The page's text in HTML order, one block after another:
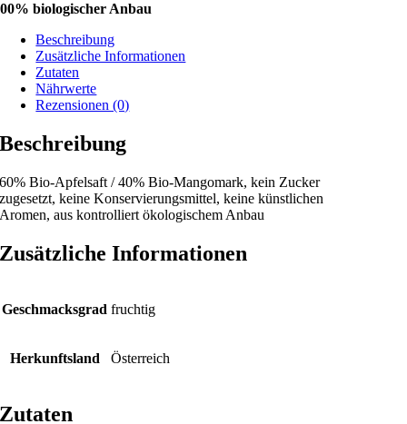
biologischer Anbau
Beschreibung
Zusätzliche Informationen
Zutaten
Nährwerte
Rezensionen (0)
Beschreibung
60% Bio-Apfelsaft / 40% Bio-Mangomark, kein Zucker
zugesetzt, keine Konservierungsmittel, keine künstlichen
Aromen, aus kontrolliert ökologischem Anbau
Zusätzliche Informationen
Geschmacksgrad fruchtig
Herkunftsland Österreich
Zutaten